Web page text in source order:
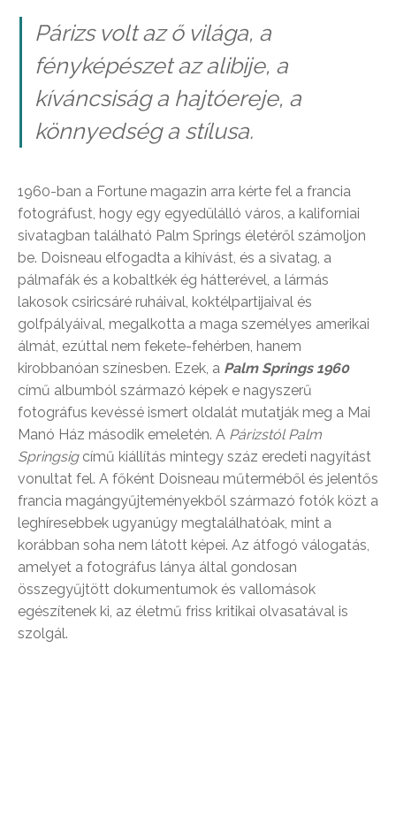
Párizs volt az ő világa, a
fényképészet az alibije, a
kíváncsiság a hajtóereje, a
könnyedség a stílusa.
1960-ban a Fortune magazin arra kérte fel a francia
fotográfust, hogy egy egyedülálló város, a kaliforniai
sivatagban található Palm Springs életéről számoljon
be. Doisneau elfogadta a kihívást, és a sivatag, a
pálmafák és a kobaltkék ég hátterével, a lármás
lakosok csiricsáré ruháival, koktélpartijaival és
golfpályáival, megalkotta a maga személyes amerikai
álmát, ezúttal nem fekete-fehérben, hanem
kirobbanóan színesben. Ezek, a Palm Springs 1960
című albumból származó képek e nagyszerű
fotográfus kevéssé ismert oldalát mutatják meg a Mai
Manó Ház második emeletén. A Párizstól Palm
Springsigcímű kiállítás mintegy száz eredeti nagyítást
vonultat fel. A főként Doisneau műterméből és jelentős
francia magángyűjteményekből származó fotók közt a
leghíresebbek ugyanúgy megtalálhatóak, mint a
korábban soha nem látott képei. Az átfogó válogatás,
amelyet a fotográfus lánya által gondosan
összegyűjtött dokumentumok és vallomások
egészítenek ki, az életmű friss kritikai olvasatával is
szolgál.